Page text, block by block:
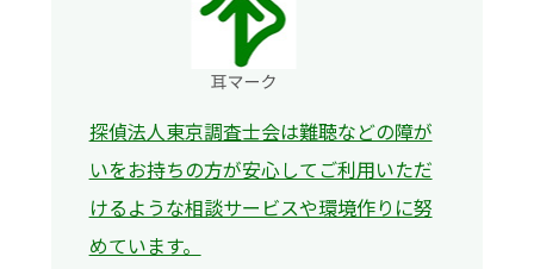
探偵法人東京調査士会は難聴などの障が
いをお持ちの方が安心してご利用いただ
けるような相談サービスや環境作りに努
めています。